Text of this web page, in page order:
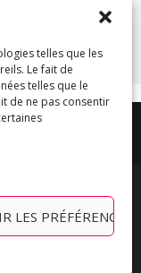
telles que les
Le fait de
telles que le
de ne pas consentir
LES PRÉFÉRENCES